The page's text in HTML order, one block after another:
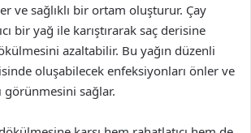
ve sağlıklı bir ortam oluşturur. Çay
bir yağ ile karıştırarak saç derisine
azaltabilir. Bu yağın düzenli
oluşabilecek enfeksiyonları önler ve
görünmesini sağlar.